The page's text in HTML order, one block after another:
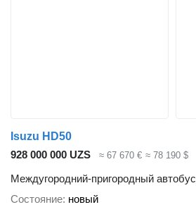
Isuzu HD50
928 000 000 UZS
≈ 67 670 € ≈ 78 190 $
Междугородний-пригородный автобус
Состояние новый